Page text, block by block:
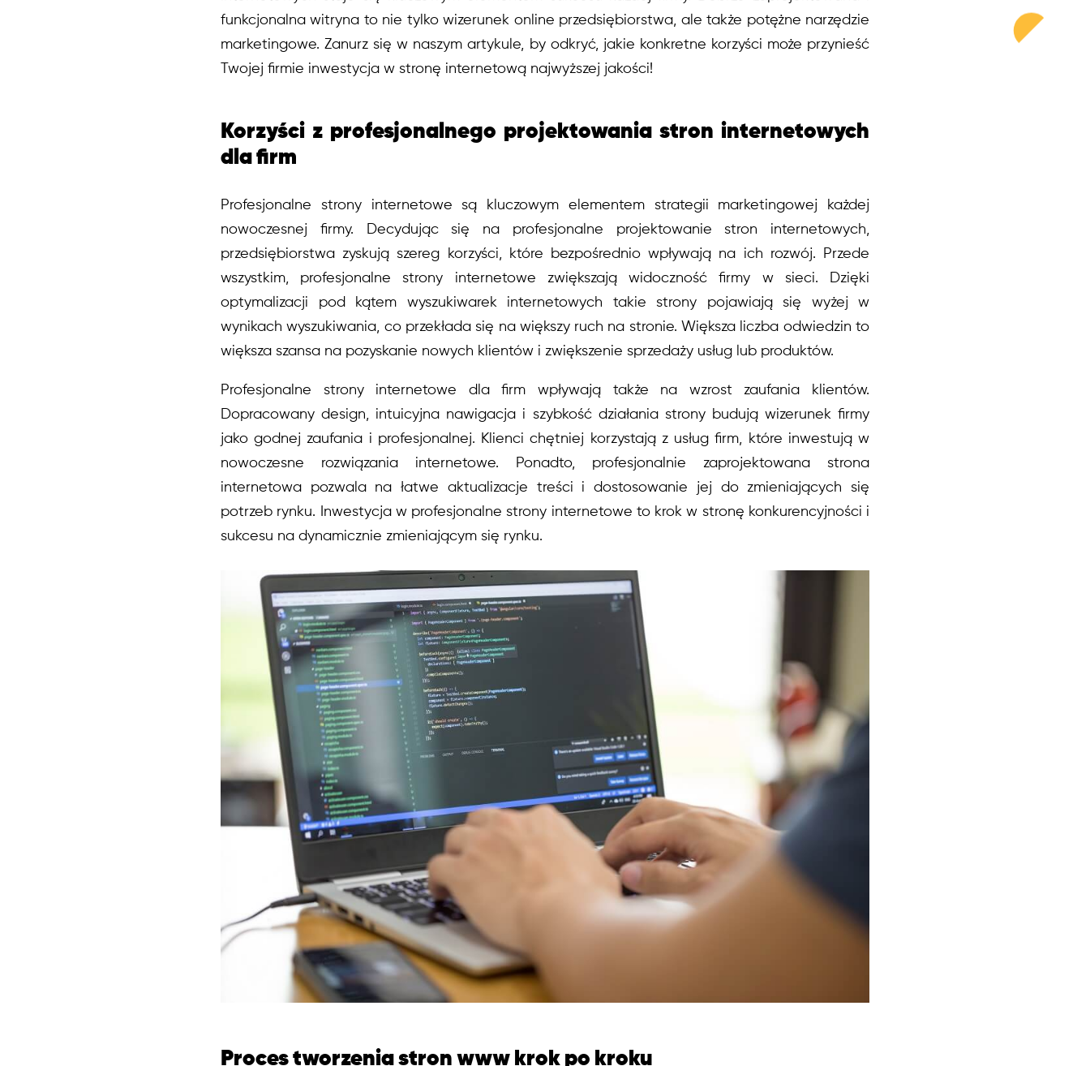
funkcjonalna witryna to nie tylko wizerunek online przedsiębiorstwa, ale także potężne narzędzie
marketingowe. Zanurz się w naszym artykule, by odkryć, jakie konkretne korzyści może przynieść
Twojej firmie inwestycja w stronę internetową najwyższej jakości!
Korzyści z profesjonalnego projektowania stron internetowych
dla firm
Profesjonalne strony internetowe są kluczowym elementem strategii marketingowej każdej
nowoczesnej firmy. Decydując się na profesjonalne projektowanie stron internetowych,
przedsiębiorstwa zyskują szereg korzyści, które bezpośrednio wpływają na ich rozwój. Przede
wszystkim, profesjonalne strony internetowe zwiększają widoczność firmy w sieci. Dzięki
optymalizacji pod kątem wyszukiwarek internetowych takie strony pojawiają się wyżej w
wynikach wyszukiwania, co przekłada się na większy ruch na stronie. Większa liczba odwiedzin to
większa szansa na pozyskanie nowych klientów i zwiększenie sprzedaży usług lub produktów.
Profesjonalne strony internetowe dla firm wpływają także na wzrost zaufania klientów.
Dopracowany design, intuicyjna nawigacja i szybkość działania strony budują wizerunek firmy
jako godnej zaufania i profesjonalnej. Klienci chętniej korzystają z usług firm, które inwestują w
nowoczesne rozwiązania internetowe. Ponadto, profesjonalnie zaprojektowana strona
internetowa pozwala na łatwe aktualizacje treści i dostosowanie jej do zmieniających się
potrzeb rynku. Inwestycja w profesjonalne strony internetowe to krok w stronę konkurencyjności i
sukcesu na dynamicznie zmieniającym się rynku.
Proces tworzenia stron www krok po kroku